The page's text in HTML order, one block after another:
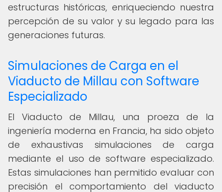
estructuras históricas, enriqueciendo nuestra
percepción de su valor y su legado para las
generaciones futuras.
Simulaciones de Carga en el
Viaducto de Millau con Software
Especializado
El Viaducto de Millau, una proeza de la
ingeniería moderna en Francia, ha sido objeto
de exhaustivas simulaciones de carga
mediante el uso de software especializado.
Estas simulaciones han permitido evaluar con
precisión el comportamiento del viaducto